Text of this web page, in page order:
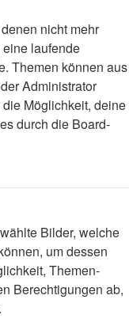
nicht mehr
laufende
Themen können aus
Administrator
Möglichkeit, deine
durch die Board-
Bilder, welche
um dessen
Themen-
Berechtigungen ab,